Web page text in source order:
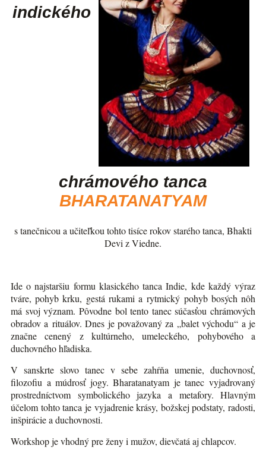
indického
chrámového tanca
BHARATANATYAM
s tanečnicou a učiteľkou tohto tisíce rokov starého tanca, Bhakti
Devi z Viedne.
Ide o najstaršiu formu klasického tanca Indie, kde každý výraz
tváre, pohyb krku, gestá rukami a rytmický pohyb bosých nôh
má svoj význam. Pôvodne bol tento tanec súčasťou chrámových
obradov a rituálov. Dnes je považovaný za „balet východu“ a je
značne cenený z kultúrneho, umeleckého, pohybového a
duchovného hľadiska.
V sanskrte slovo tanec v sebe zahŕňa umenie, duchovnosť,
filozofiu a múdrosť jogy. Bharatanatyam je tanec vyjadrovaný
prostredníctvom symbolického jazyka a metafory. Hlavným
účelom tohto tanca je vyjadrenie krásy, božskej podstaty, radosti,
inšpirácie a duchovnosti.
Workshop je vhodný pre ženy i mužov, dievčatá aj chlapcov.